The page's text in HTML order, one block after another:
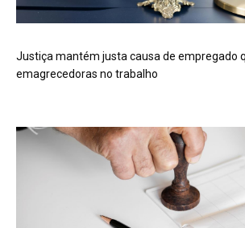
Justiça mantém justa causa de empregado
emagrecedoras no trabalho